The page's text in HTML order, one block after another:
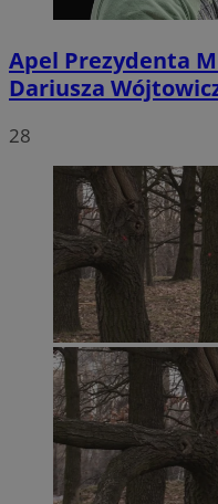
Apel Prezydenta
Dariusza
28